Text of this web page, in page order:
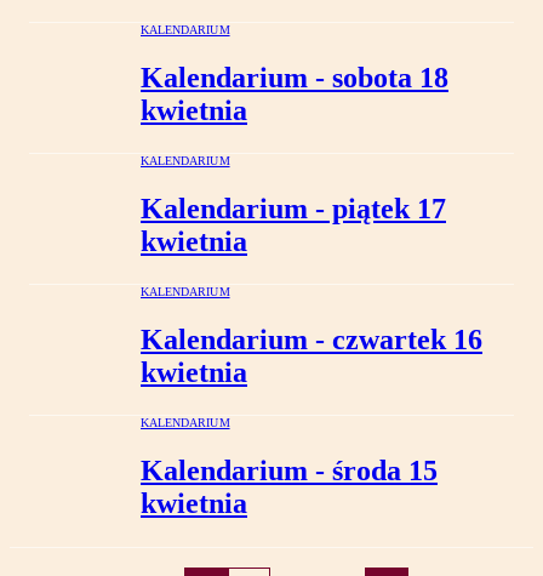
KALENDARIUM
Kalendarium - sobota 18
kwietnia
KALENDARIUM
Kalendarium - piątek 17
kwietnia
KALENDARIUM
Kalendarium - czwartek 16
kwietnia
KALENDARIUM
Kalendarium - środa 15
kwietnia